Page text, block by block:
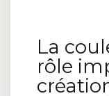
La
rôle